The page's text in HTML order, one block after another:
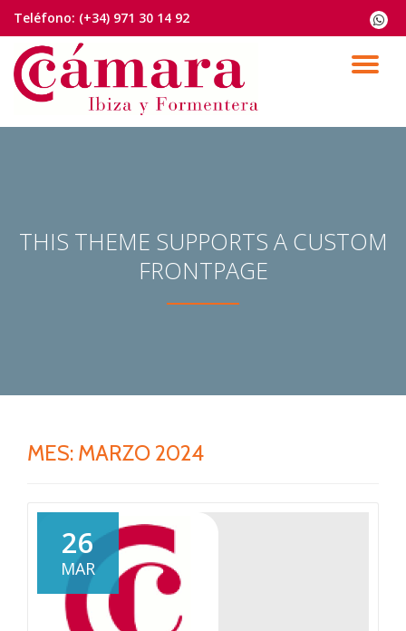
Saltar
contenido
Teléfono: (+34) 971 30 14 92
fa-
THIS THEME SUPPORTS A CUSTOM
FRONTPAGE
MES: MARZO 2024
26
MAR